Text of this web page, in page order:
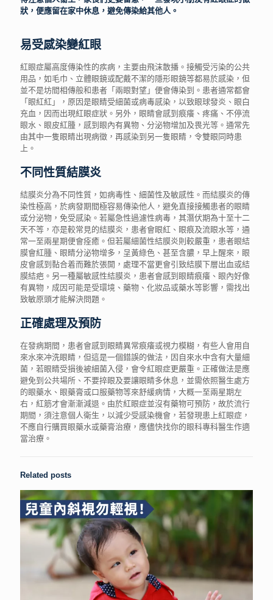
狀，便應留在家中休息，避免傳染給其他人。
易受感染變紅眼
紅眼症屬高度傳染性的疾病，主要由飛沫散播。接觸受污染的公共
用品，如毛巾、立體眼鏡或配戴不潔的隱形眼鏡等都易於感染，但
並不是坊間相傳般和患者「兩眼對望」便會傳染到。患者通常都會
「眼紅紅」，原因是眼睛受細菌或病毒感染，以致眼球發炎、眼白
充血，因而出現紅眼症狀。另外，眼睛會感到痕癢、疼痛、不停流
眼水、眼皮紅腫，感到眼內有異物、分泌物增加及畏光等。通常先
由其中一隻眼睛出現病徵，再感染到另一隻眼睛，令雙眼同時患
上。
不同性質結膜炎
結膜炎分為不同性質，如病毒性、細菌性及敏感性。而結膜炎的傳
染性極高，於病發期間極容易傳染他人，避免直接接觸患者的眼睛
或分泌物，免受感染。若屬急性過濾性病毒，其潛伏期為十至十二
天不等，亦是較常見的結膜炎，患者會眼紅、眼痕及流眼水等，通
常一至兩星期便會痊癒。但若屬細菌性結膜炎則較嚴重，患者眼結
膜會紅腫、眼睛分泌物增多，呈黃綠色、甚至含膿，早上醒來，眼
皮會感到黏合着而難於張開，處理不當更會引致結膜下層出血或結
膜結疤。另一種屬敏感性結膜炎，患者會感到眼睛痕癢、眼內好像
有異物，成因可能是受環境、藥物、化妝品或藥水等影響，需找出
致敏原頭才能解決問題。
正確處理及預防
在發病期間，患者會感到眼睛異常痕癢或視力模糊，有些人會用自
來水來冲洗眼睛，但這是一個錯誤的做法，因自來水中含有大量細
菌，若眼睛受損後被細菌入侵，會令紅眼症更嚴重。正確做法是應
避免到公共場所、不要捽眼及要讓眼睛多休息，並需依照醫生處方
的眼藥水、眼藥膏或口服藥物等來舒緩病情，大概一至兩星期左
右，紅筋才會漸漸減退。由於紅眼症並沒有藥物可預防，故於流行
期間，須注意個人衛生，以減少受感染機會，若發現患上紅眼症，
不應自行購買眼藥水或藥膏治療，應儘快找你的眼科專科醫生作適
當治療。
Related posts